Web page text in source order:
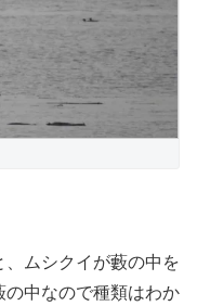
ムシクイが藪の中を
中なので種類はわか